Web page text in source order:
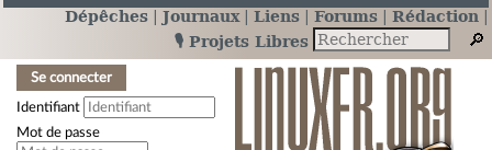
Dépêches Journaux Liens Forums
Rédaction
🎙️ Projets Libres
Se connecter
Identifiant
Mot de passe